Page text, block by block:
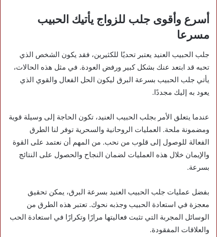
أسرع وأقوى جلب للزواج يأتيك الحبيب
مسرعا
جلب الحبيب العنيد يعتبر تحديًا للكثيرين، فقد يكون الشخص الذي
تحبه قد ابتعد عنك بشكل كبير ورفض العودة. في مثل هذه الحالات،
يأتي جلب الحبيب بسرعة البرق ليكون الحل الفعال والقوي الذي
يعود به إليك مجددًا.
عندما يتعلق الأمر بجلب الحبيب العنيد، تكون الحاجة إلى وسيلة قوية
ومضمونة ملحة. العمليات الروحانية والسحرية توفر لنا الطرق
الفعالة للوصول إلى قلوب من نحب. من المهم أن نعتمد على القوة
والإيمان خلال هذه العمليات لضمان النجاح والحصول على النتائج
بسرعة.
بفضل عمليات جلب الحبيب العنيد بسرعة البرق، يمكن تحقيق
معجزة في استعادة الحبيب وجذبه نحوك. تعتبر هذه الطرق من
الوسائل المجربة التي تثبت فعاليتها مرارًا وتكرارًا في استعادة الحب
والعلاقات المفقودة.